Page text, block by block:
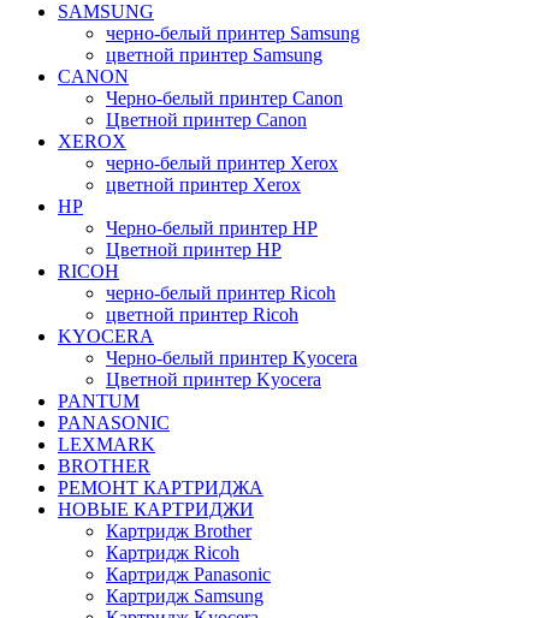
SAMSUNG
черно-белый принтер Samsung
цветной принтер Samsung
CANON
Черно-белый принтер Canon
Цветной принтер Canon
XEROX
черно-белый принтер Xerox
цветной принтер Xerox
HP
Черно-белый принтер HP
Цветной принтер HP
RICOH
черно-белый принтер Ricoh
цветной принтер Ricoh
KYOCERA
Черно-белый принтер Kyocera
Цветной принтер Kyocera
PANTUM
PANASONIC
LEXMARK
BROTHER
РЕМОНТ КАРТРИДЖА
НОВЫЕ КАРТРИДЖИ
Картридж Brother
Картридж Ricoh
Картридж Panasonic
Картридж Samsung